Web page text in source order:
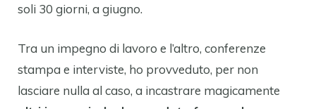
soli 30 giorni, a giugno.
Tra un impegno di lavoro e l’altro, conferenze
stampa e interviste, ho provveduto, per non
lasciare nulla al caso, a incastrare magicamente